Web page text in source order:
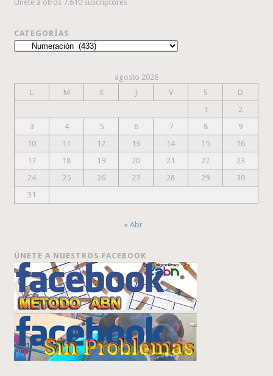
Únete a otros 7.610 suscriptores
CATEGORÍAS
Categorías
agosto 2026
L
M X J V S
D
1
2
3
4 5 6 7 8
9
10
11 12 13 14 15
16
17
18 19 20 21 22
23
24
25 26 27 28 29
30
31
« Abr
ÚNETE A NUESTROS FACEBOOK